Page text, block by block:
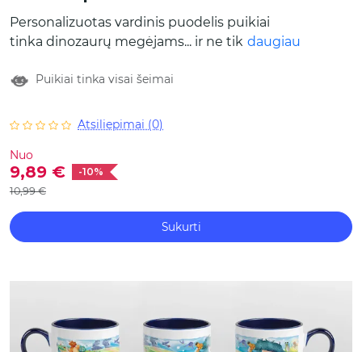
Personalizuotas vardinis puodelis puikiai
tinka dinozaurų megėjams... ir ne tik!
puodelis, kuris tikrai išsiskirs kiekvieną dieną.
puodelių modelius bei spalvas.
daugiau
Puikiai tinka visai šeimai
Atsiliepimai (0)
Nuo
9,89 €
-10%
10,99 €
Sukurti